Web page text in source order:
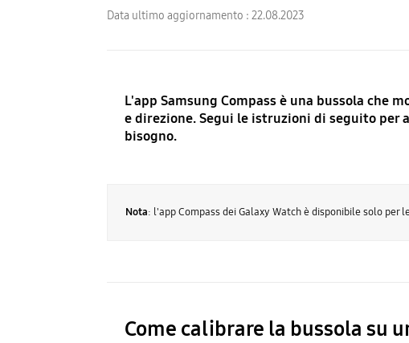
Data ultimo aggiornamento : 22.08.2023
L'app Samsung Compass è una bussola che
e direzione. Segui le istruzioni di seguito per
bisogno.
Nota: l'app Compass dei Galaxy Watch è disponibile solo per
Come calibrare la bussola su